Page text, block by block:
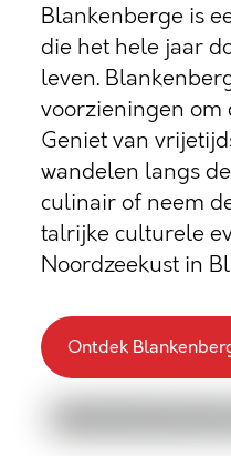
Blankenberge is
die het hele jaar
leven.
voorzieningen om
Geniet van
wandelen langs
culinair of neem
talrijke culturele
Noordzeekust in
Ontdek